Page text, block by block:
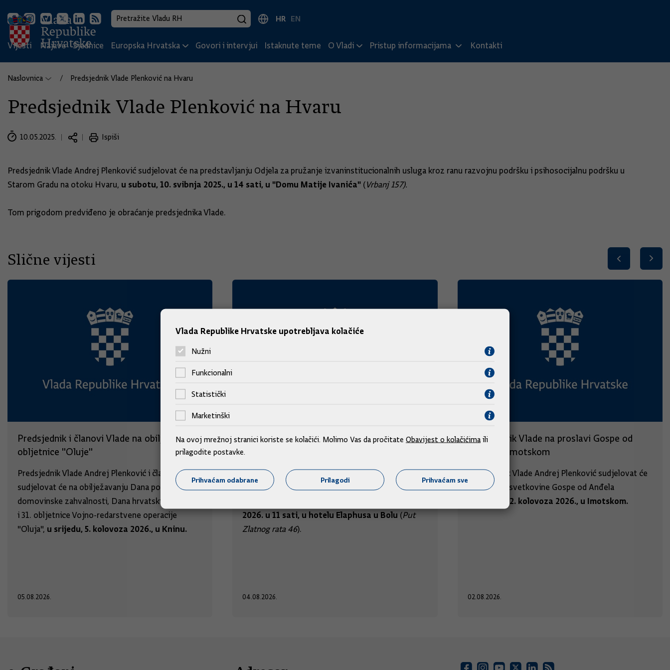
HR EN
Vijesti Najave Sjednice Europska Hrvatska Govori i intervjui Istaknute teme O Vladi Pristup informacijama Kontakti
Naslovnica Predsjednik Vlade Plenković na Hvaru
Predsjednik Vlade Plenković na Hvaru
10.05.2025. Ispiši
Predsjednik Vlade Andrej Plenković sudjelovat će na predstavljanju Odjela za pružanje izvaninstitucionalnih usluga kroz ranu razvojnu podršku i psihosocijalnu podršku u
Starom Gradu na otoku Hvaru, u subotu, 10. svibnja 2025., u 14 sati, u "Domu Matije Ivanića" (Vrbanj 157).
Tom prigodom predviđeno je obraćanje predsjednika Vlade.
Slične vijesti
Predsjednik i članovi Vlade na obilježavanju
obljetnice "Oluje"
Predsjednik Vlade Andrej Plenković i članovi Vlade
sudjelovat će na obilježavanju Dana pobjede i
domovinske zahvalnosti, Dana hrvatskih branitelja
i 31. obljetnice Vojno-redarstvene operacije
"Oluja", u srijedu, 5. kolovoza 2026., u Kninu.
05.08.2026.
Predsjednik Vlade na svečanoj sjednici
Općinskog vijeća Općine Bol
Predsjednik Vlade Andrej Plenković sudjelovat će
na svečanoj sjednici Općinskog vijeća Općine Bol
2026. u 11 sati, u hotelu Elaphusa u Bolu (Put
Zlatnog rata 46).
04.08.2026.
Predsjednik Vlade na proslavi Gospe od
Anđela u Imotskom
Predsjednik Vlade Andrej Plenković sudjelovat će
na proslavi svetkovine Gospe od Anđela
u nedjelju, 2. kolovoza 2026., u Imotskom.
02.08.2026.
Vlada Republike Hrvatske upotrebljava kolačiće
Nužni
Funkcionalni
Statistički
Marketinški
Na ovoj mrežnoj stranici koriste se kolačići. Molimo Vas da pročitate Obavijest o kolačićima ili
prilagodite postavke.
Prihvaćam odabrane Prilagodi Prihvaćam sve